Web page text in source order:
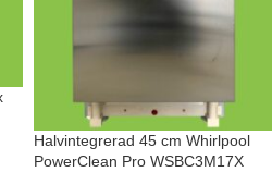
Halvintegrerad 45 cm Whirlpool
PowerClean Pro WSBC3M17X